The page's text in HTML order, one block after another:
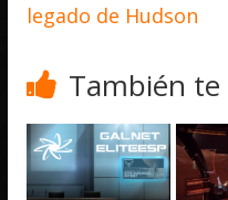
legado de Hudson
También